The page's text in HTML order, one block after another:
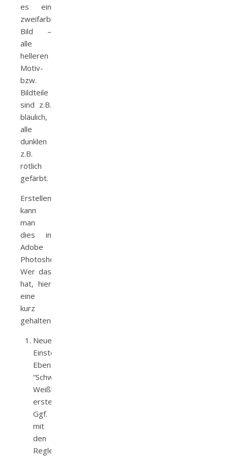
es ein
zweifarbiges
Bild –
alle
helleren
Motiv-
bzw.
Bildteile
sind z.B.
bläulich,
alle
dunklen
z.B.
rötlich
gefärbt.
Erstellen
kann
man
dies in
Adobe
Photoshop.
Wer das
hat, hier
eine
kurz
gehaltene Anleitung:
Neue
Einstellungs-
Ebene
“Schwarz-
Weiß”
erstellen.
Ggf.
mit
den
Reglern